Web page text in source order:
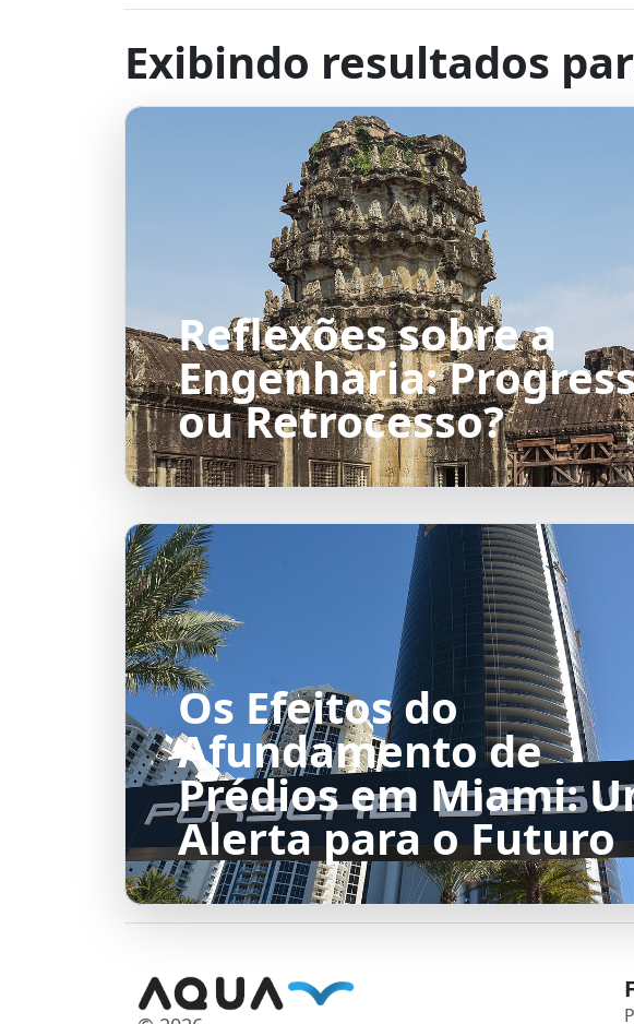
Exibindo resultados
Reflexões sobre a
Engenharia:
ou Retrocesso?
Os Efeitos do
Afundamento de
Prédios em Miami:
Alerta para o Futuro